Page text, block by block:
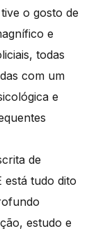
o gosto de
e
todas
com um
e
de
está tudo dito
estudo e